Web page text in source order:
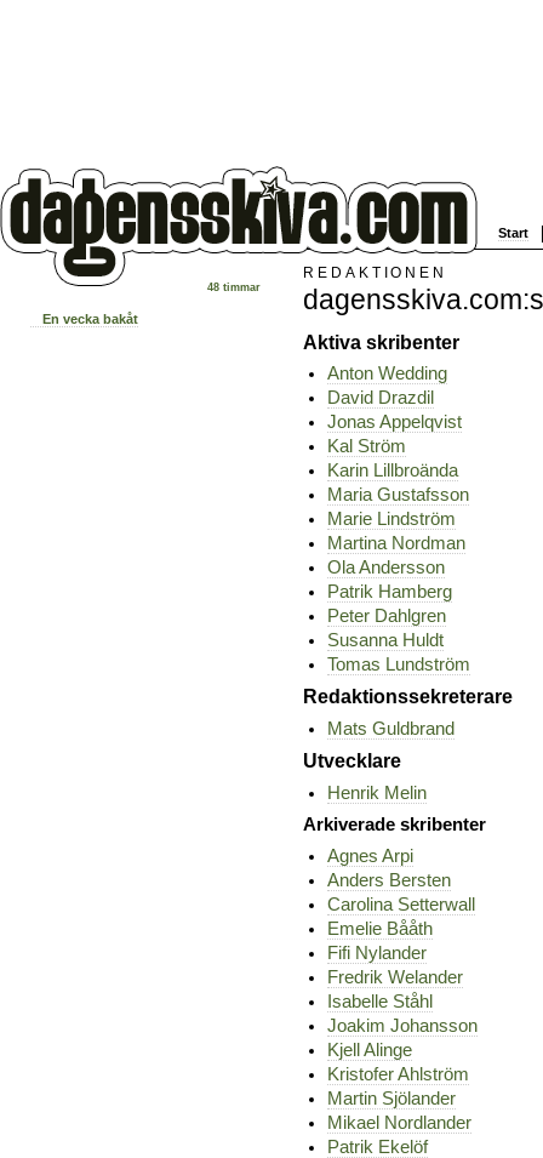
Start
48 timmar
En vecka bakåt
REDAKTIONEN
Aktiva skribenter
Anton Wedding
David Drazdil
Jonas Appelqvist
Kal Ström
Karin Lillbroända
Maria Gustafsson
Marie Lindström
Martina Nordman
Ola Andersson
Patrik Hamberg
Peter Dahlgren
Susanna Huldt
Tomas Lundström
Redaktionssekreterare
Mats Guldbrand
Utvecklare
Henrik Melin
Arkiverade skribenter
Agnes Arpi
Anders Bersten
Carolina Setterwall
Emelie Bååth
Fifi Nylander
Fredrik Welander
Isabelle Ståhl
Joakim Johansson
Kjell Alinge
Kristofer Ahlström
Martin Sjölander
Mikael Nordlander
Patrik Ekelöf